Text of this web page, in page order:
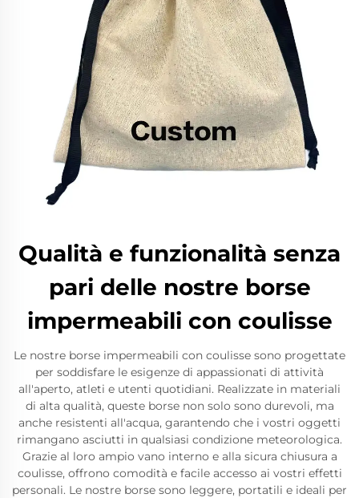
Qualità e funzionalità senza
pari delle nostre borse
impermeabili con coulisse
Le nostre borse impermeabili con coulisse sono progettate
per soddisfare le esigenze di appassionati di attività
all'aperto, atleti e utenti quotidiani. Realizzate in materiali
di alta qualità, queste borse non solo sono durevoli, ma
anche resistenti all'acqua, garantendo che i vostri oggetti
rimangano asciutti in qualsiasi condizione meteorologica.
Grazie al loro ampio vano interno e alla sicura chiusura a
coulisse, offrono comodità e facile accesso ai vostri effetti
personali. Le nostre borse sono leggere, portatili e ideali per